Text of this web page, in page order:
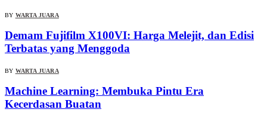
BY WARTA JUARA
Demam Fujifilm X100VI: Harga Melejit, dan Edisi
Terbatas yang Menggoda
BY WARTA JUARA
Machine Learning: Membuka Pintu Era
Kecerdasan Buatan